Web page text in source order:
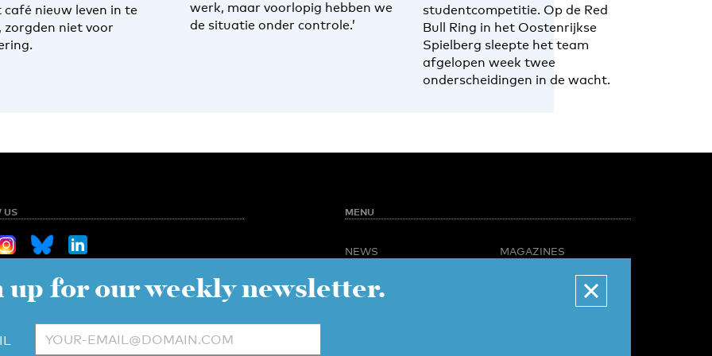
café nieuw leven in te
zorgden niet voor
werk, maar voorlopig hebben we
de situatie onder controle.’
studentcompetitie. Op de Red
Bull Ring in het Oostenrijkse
Spielberg sleepte het team
afgelopen week twee
onderscheidingen in de wacht.
US
Sign up for our weekly newsletter
UT
MENU
NEWS
SPOTLIGHT
MAGAZINES
for our weekly newsletter.